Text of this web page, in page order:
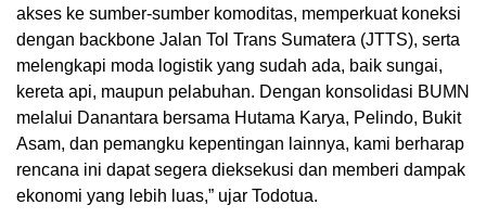
akses ke sumber-sumber komoditas, memperkuat koneksi
dengan backbone Jalan Tol Trans Sumatera (JTTS), serta
melengkapi moda logistik yang sudah ada, baik sungai,
kereta api, maupun pelabuhan. Dengan konsolidasi BUMN
melalui Danantara bersama Hutama Karya, Pelindo, Bukit
Asam, dan pemangku kepentingan lainnya, kami berharap
rencana ini dapat segera dieksekusi dan memberi dampak
ekonomi yang lebih luas,” ujar Todotua.